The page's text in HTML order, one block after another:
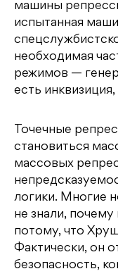
машины
испытанная
необходимая
режимов —
есть
Точечные
становиться
массовых
логики. Многие
не знали, почему
потому, что
Фактически, он
безопасность,